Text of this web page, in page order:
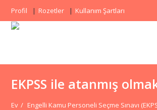
Profil Rozetler Kullanım Şartları
EKPSS ile atanmış
Ev / Engelli Kamu Personeli Seçme Sınavı